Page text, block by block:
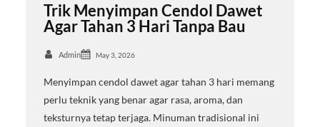
Trik Menyimpan Cendol Dawet
Agar Tahan 3 Hari Tanpa Bau
Admin May 3, 2026
Menyimpan cendol dawet agar tahan 3 hari memang
perlu teknik yang benar agar rasa, aroma, dan
teksturnya tetap terjaga. Minuman tradisional ini